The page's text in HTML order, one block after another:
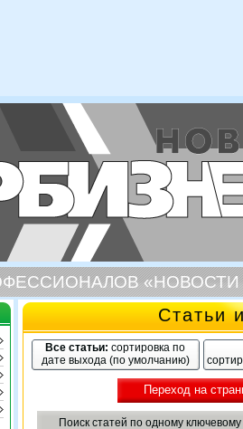
«НОВОСТИ
Статьи
Все статьи: сортировка по
дате выхода (по умолчанию)
Переход на
Поиск статей по одному ключевому